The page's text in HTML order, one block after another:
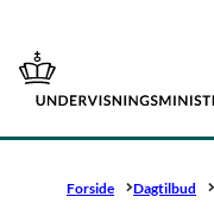
Gå til forsiden
Forside Dagtilbud